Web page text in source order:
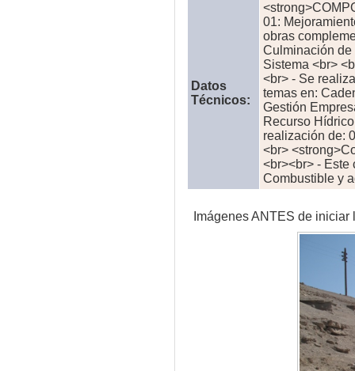
Datos
Técnicos:
01:
obras
Culminación de
Sistema <br>
<br> - Se
temas en:
Gestión
Recurso
realización de:
<br>
<br><br> - Este
Combustible y
Imágenes ANTES de iniciar